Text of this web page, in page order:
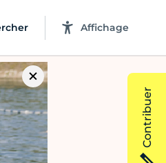
Affichage
Contribuer